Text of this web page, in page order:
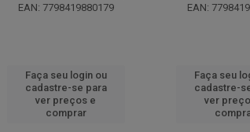
EAN: 7798419880179
Faça seu login ou
cadastre-se para
ver preços e
comprar
EAN:
Faça seu
cadastre-
ver